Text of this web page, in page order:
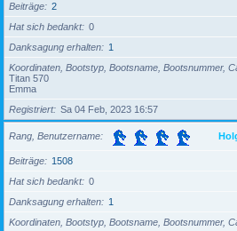
Beiträge
2
Hat sich bedankt
0
Danksagung erhalten
1
Koordinaten, Bootstyp, Bootsname, Bootsnummer,
Titan 570
Emma
Registriert
Sa 04 Feb, 2023 16:57
Rang, Benutzername
Beiträge
1508
Hat sich bedankt
0
Danksagung erhalten
1
Koordinaten, Bootstyp, Bootsname, Bootsnummer,